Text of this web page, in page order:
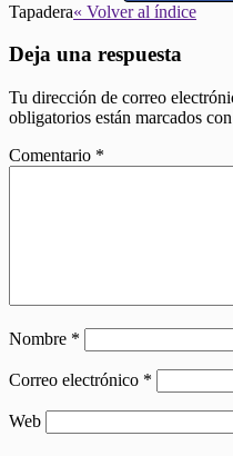
Tapadera« Volver al índice
Deja una respuesta
Tu dirección de correo
obligatorios están marcados con
Comentario *
Nombre *
Correo electrónico *
Web